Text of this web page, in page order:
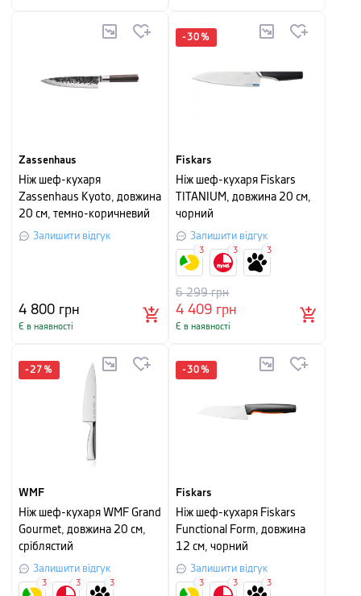
Zassenhaus
Ніж шеф-кухаря
Zassenhaus Kyoto, довжина
20 см, темно-коричневий
Залишити відгук
4 800 грн
Є в наявності
-30 %
Fiskars
Ніж шеф-кухаря Fiskars
TITANIUM, довжина 20 см,
чорний
Залишити відгук
4 409 грн
6 299грн
Є в наявності
3 3 3
-27 %
WMF
Ніж шеф-кухаря WMF Grand
Gourmet, довжина 20 см,
сріблястий
Залишити відгук
3 3 3
-30 %
Fiskars
Ніж шеф-кухаря Fiskars
Functional Form, довжина
12 см, чорний
Залишити відгук
3 3 3